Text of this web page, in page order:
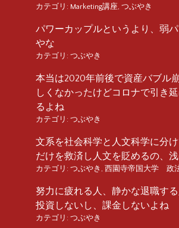
カテゴリ: Marketing講座 つぶやき
パワーカップルというより、弱
やな
カテゴリ: つぶやき
本当は2020年前後で資産バブル
しくなかったけどコロナで引き
るよね
カテゴリ: つぶやき
文系を社会科学と人文科学に分
だけを救済し人文を貶めるの、
カテゴリ: つぶやき 西園寺帝国大学 政
努力に疲れる人、静かな退職す
投資しないし、課金しないよね
カテゴリ: つぶやき